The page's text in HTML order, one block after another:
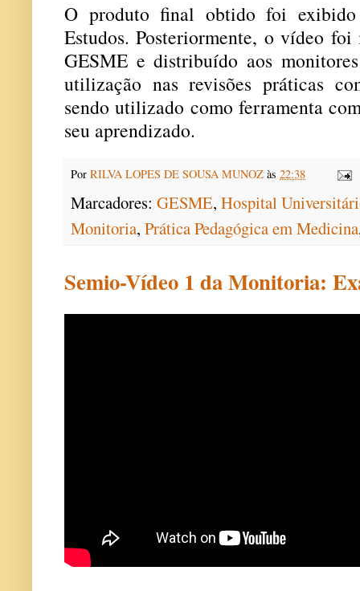
O produto final obtido foi
Estudos. Posteriormente, o vídeo
GESME e distribuído aos
utilização nasrevisões práticas
sendo utilizado como ferramenta
seu aprendizado.
Por RILVA LOPES DE SOUSA MUNOZ às 22:38
Marcadores: GESME, Hospital
Monitoria, Prática Pedagógica em Medicina
Semio-Vídeo 1 da Monitoria: